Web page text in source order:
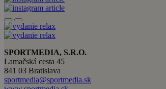
SPORTMEDIA, S.R.O.
Lamačská cesta 45
841 03 Bratislava
sportmedia@sportmedia.sk